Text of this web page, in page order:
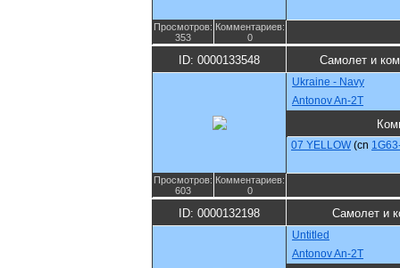
Просмотров:
353
Комментариев:
0
ID: 0000133548 Самолет и
Ukraine - Navy
Antonov An-2T
07 YELLOW (cn
Просмотров:
603
Комментариев:
0
ID: 0000132198 Самолет и
Untitled
Antonov An-2T